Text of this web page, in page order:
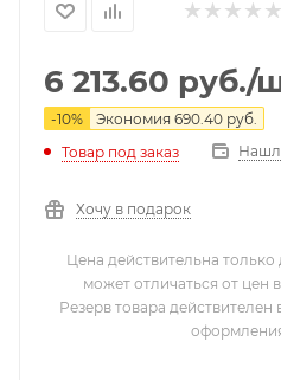
6 213.60 руб./
-10% Экономия 690.40 руб.
Товар под заказ
Хочу в подарок
Цена действительна
может отличаться от цен
Резерв товара действителен